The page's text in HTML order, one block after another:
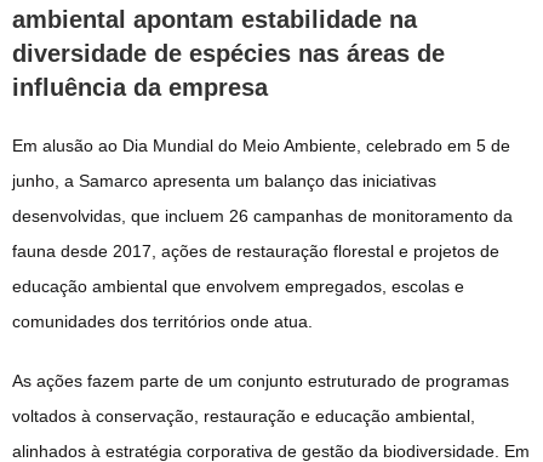
ambiental apontam estabilidade na
diversidade de espécies nas áreas de
influência da empresa
Em alusão ao Dia Mundial do Meio Ambiente, celebrado em 5 de
junho, a Samarco apresenta um balanço das iniciativas
desenvolvidas, que incluem 26 campanhas de monitoramento da
fauna desde 2017, ações de restauração florestal e projetos de
educação ambiental que envolvem empregados, escolas e
comunidades dos territórios onde atua.
As ações fazem parte de um conjunto estruturado de programas
voltados à conservação, restauração e educação ambiental,
alinhados à estratégia corporativa de gestão da biodiversidade. Em